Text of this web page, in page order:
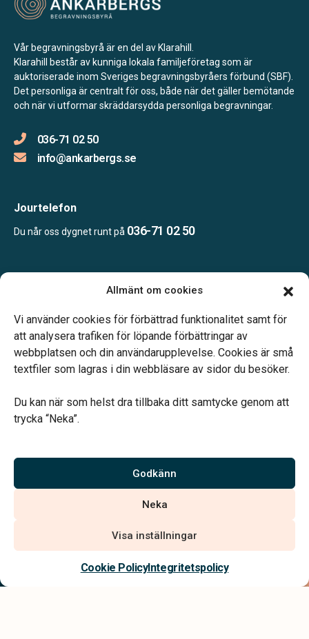
Allmänt om cookies
Vi använder cookies för förbättrad funktionalitet samt för
att analysera trafiken för löpande förbättringar av
webbplatsen och din användarupplevelse. Cookies är små
textfiler som lagras i din webbläsare av sidor du besöker.
Du kan när som helst dra tillbaka ditt samtycke genom att
trycka “Neka”.
Godkänn
Neka
Visa inställningar
Cookie PolicyIntegritetspolicy
Kontakta oss
Vår begravningsbyrå är en del av Klarahill.
Klarahill består av kunniga lokala familjeföretag som är
auktoriserade inom Sveriges begravningsbyråers förbund (SBF).
Det personliga är centralt för oss, både när det gäller bemötande
och när vi utformar skräddarsydda personliga begravningar.
036-71 02 50
info@ankarbergs.se
Jourtelefon
Du når oss dygnet runt på 036-71 02 50
Telefonjour dygnet runt.
Vårt systerbolag Verahill hjälper dig med familjejuridiken –
Vi är auktoriserade av Sveriges Begravningsbyråers Förbund och
har högt ställda krav på utbildning, kvalitet, miljö och arbetsmiljö.